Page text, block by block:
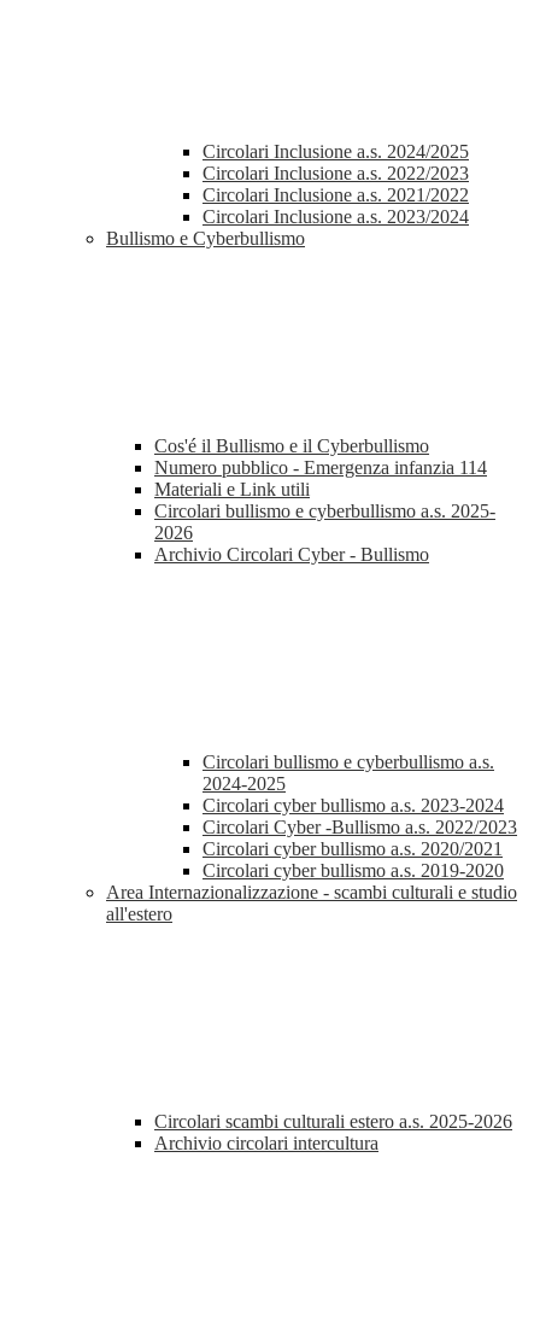
Circolari Inclusione a.s. 2024/2025
Circolari Inclusione a.s. 2022/2023
Circolari Inclusione a.s. 2021/2022
Circolari Inclusione a.s. 2023/2024
Bullismo e Cyberbullismo
Cos'é il Bullismo e il Cyberbullismo
Numero pubblico - Emergenza infanzia 114
Materiali e Link utili
Circolari bullismo e cyberbullismo a.s. 2025-
2026
Archivio Circolari Cyber - Bullismo
Circolari bullismo e cyberbullismo a.s.
2024-2025
Circolari cyber bullismo a.s. 2023-2024
Circolari Cyber -Bullismo a.s. 2022/2023
Circolari cyber bullismo a.s. 2020/2021
Circolari cyber bullismo a.s. 2019-2020
Area Internazionalizzazione - scambi culturali e studio
all'estero
Circolari scambi culturali estero a.s. 2025-2026
Archivio circolari intercultura